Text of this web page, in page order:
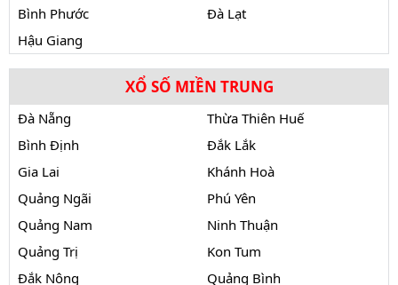
Bình Phước
Đà Lạt
Hậu Giang
XỔ SỐ MIỀN TRUNG
Đà Nẵng
Thừa Thiên Huế
Bình Định
Đắk Lắk
Gia Lai
Khánh Hoà
Quảng Ngãi
Phú Yên
Quảng Nam
Ninh Thuận
Quảng Trị
Kon Tum
Đắk Nông
Quảng Bình